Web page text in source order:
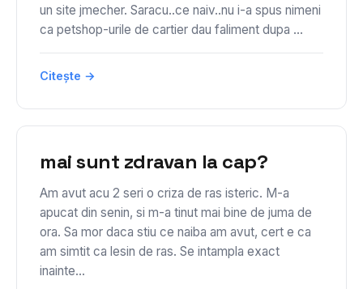
un site jmecher. Saracu..ce naiv..nu i-a spus nimeni
ca petshop-urile de cartier dau faliment dupa ...
Citește →
mai sunt zdravan la cap?
Am avut acu 2 seri o criza de ras isteric. M-a
apucat din senin, si m-a tinut mai bine de juma de
ora. Sa mor daca stiu ce naiba am avut, cert e ca
am simtit ca lesin de ras. Se intampla exact
inainte...